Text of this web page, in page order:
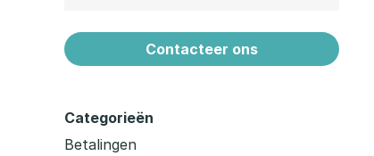
Contacteer ons
Categorieën
Betalingen